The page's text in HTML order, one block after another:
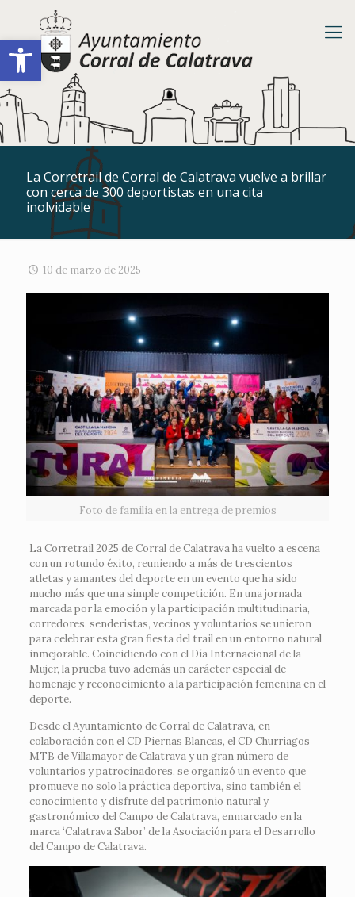
Abrir barra de herramientas
La Corretrail de Corral de Calatrava vuelve a brillar
con cerca de 300 deportistas en una cita
inolvidable
10 de marzo de 2025
Foto de familia en la entrega de premios
La Corretrail 2025 de Corral de Calatrava ha vuelto a escena
con un rotundo éxito, reuniendo a más de trescientos
atletas y amantes del deporte en un evento que ha sido
mucho más que una simple competición. En una jornada
marcada por la emoción y la participación multitudinaria,
corredores, senderistas, vecinos y voluntarios se unieron
para celebrar esta gran fiesta del trail en un entorno natural
inmejorable. Coincidiendo con el Día Internacional de la
Mujer, la prueba tuvo además un carácter especial de
homenaje y reconocimiento a la participación femenina en el
deporte.
Desde el Ayuntamiento de Corral de Calatrava, en
colaboración con el CD Piernas Blancas, el CD Churriagos
MTB de Villamayor de Calatrava y un gran número de
voluntarios y patrocinadores, se organizó un evento que
promueve no solo la práctica deportiva, sino también el
conocimiento y disfrute del patrimonio natural y
gastronómico del Campo de Calatrava, enmarcado en la
marca ‘Calatrava Sabor’ de la Asociación para el Desarrollo
del Campo de Calatrava.